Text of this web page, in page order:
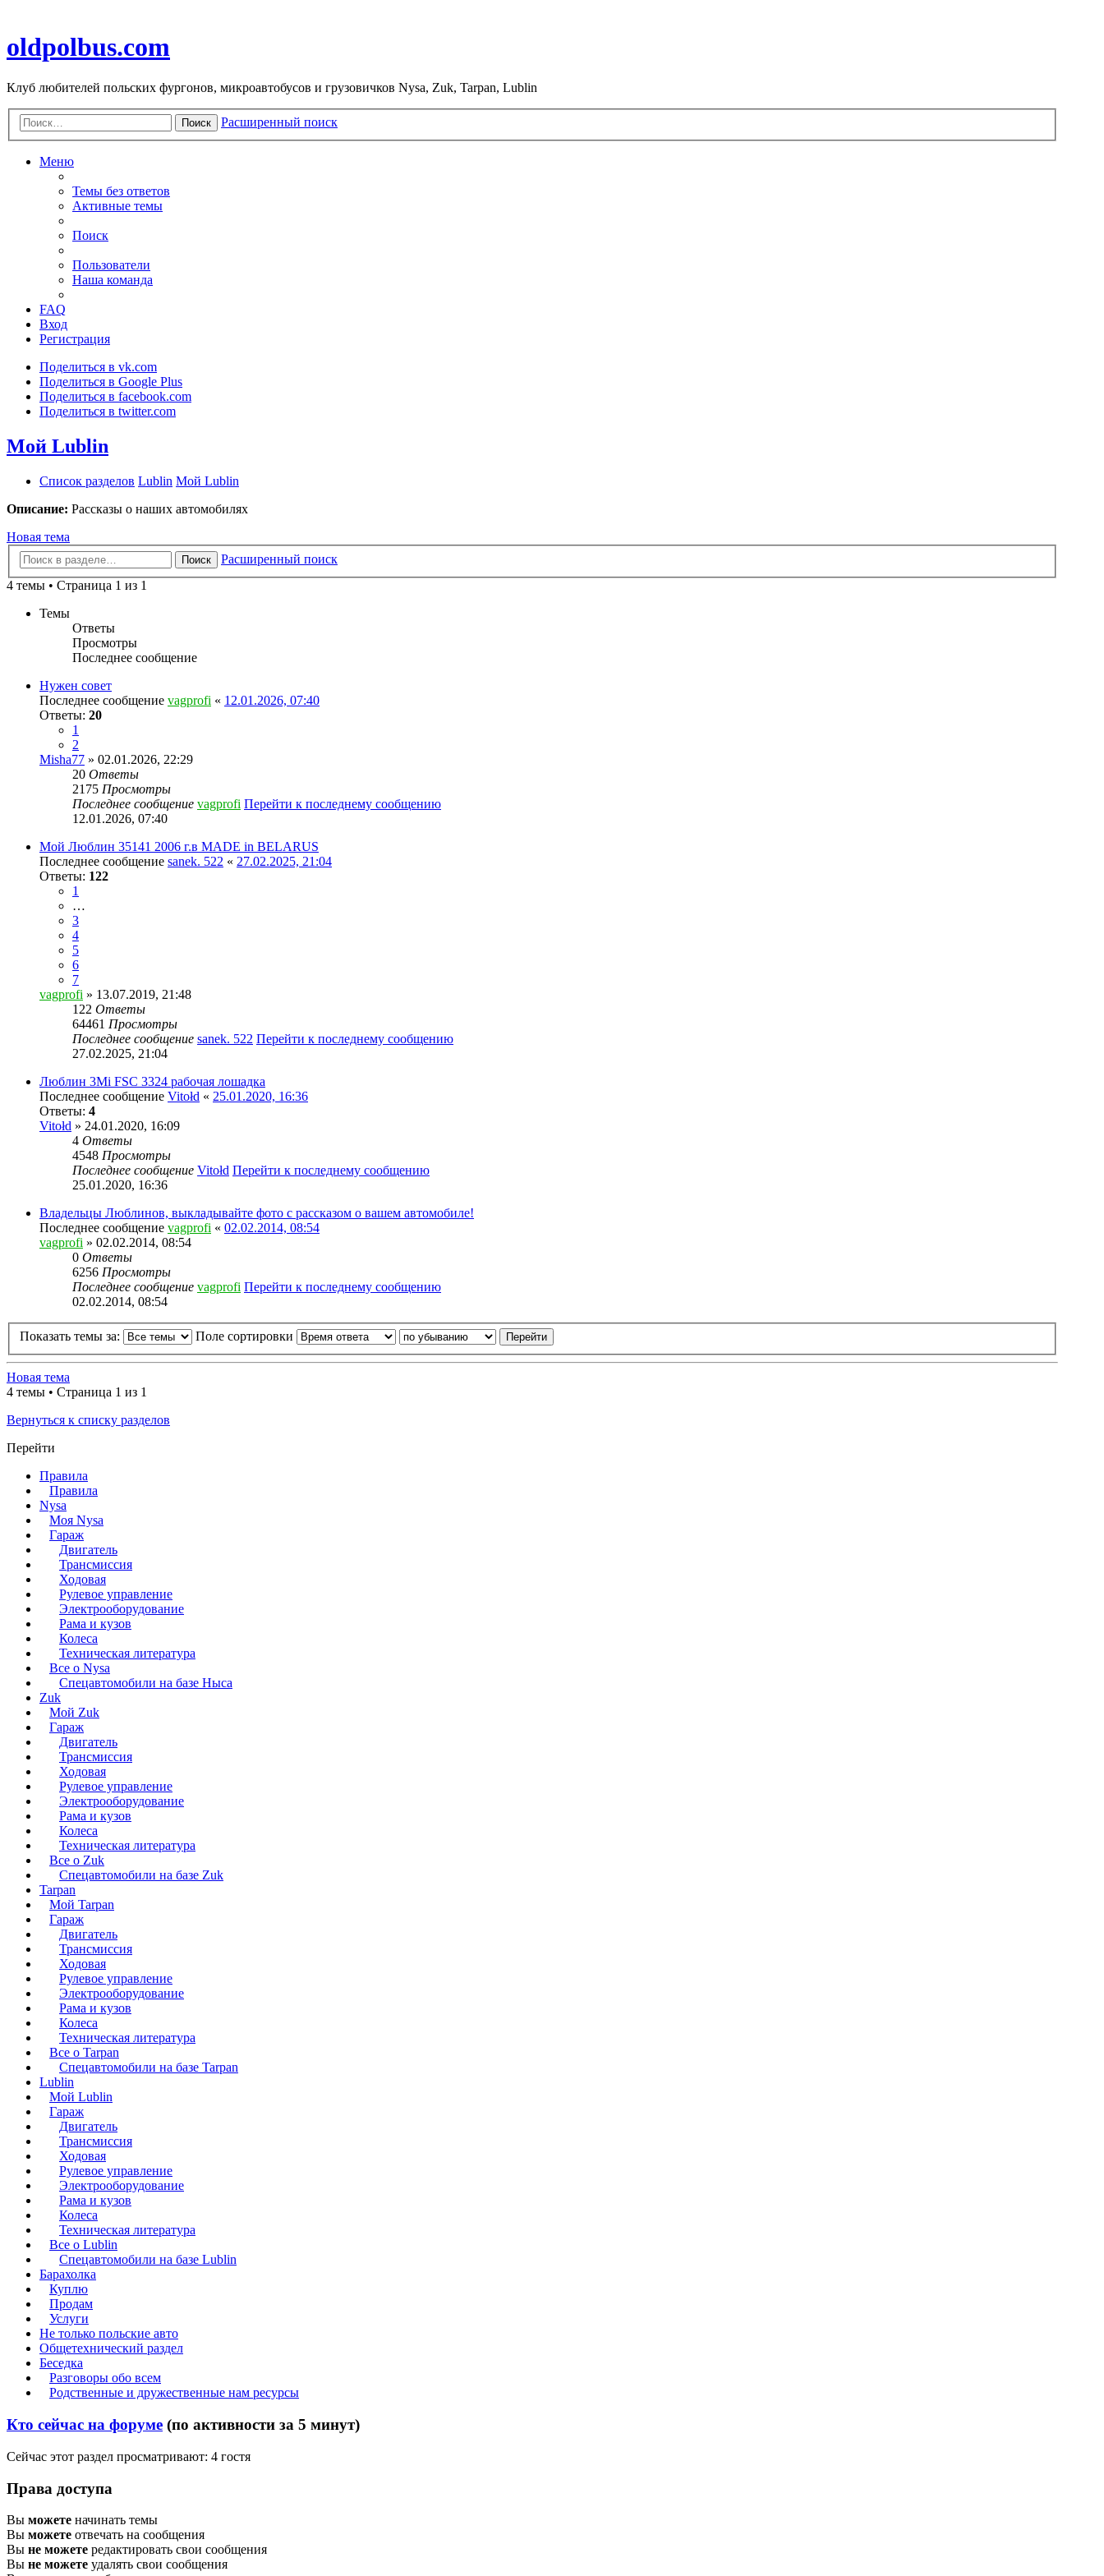
oldpolbus.com
Клуб любителей польских фургонов, микроавтобусов и грузовичков Nysa, Zuk, Tarpan, Lublin
Поиск Расширенный поиск
Меню
Темы без ответов
Активные темы
Поиск
Пользователи
Наша команда
FAQ
Вход
Регистрация
Поделиться в vk.com
Поделиться в Google Plus
Поделиться в facebook.com
Поделиться в twitter.com
Мой Lublin
Список разделов Lublin Мой Lublin
Описание: Рассказы о наших автомобилях
Новая тема
Поиск
Расширенный поиск
4 темы • Страница 1 из 1
Темы
Ответы
Просмотры
Последнее сообщение
Нужен совет
Последнее сообщение vagprofi « 12.01.2026, 07:40
Ответы: 20
1
2
Misha77 » 02.01.2026, 22:29
20 Ответы
2175 Просмотры
Последнее сообщение vagprofi Перейти к последнему сообщению
12.01.2026, 07:40
Мой Люблин 35141 2006 г.в MADE in BELARUS
Последнее сообщение sanek. 522 « 27.02.2025, 21:04
Ответы: 122
1
…
3
4
5
6
7
vagprofi » 13.07.2019, 21:48
122 Ответы
64461 Просмотры
Последнее сообщение sanek. 522 Перейти к последнему сообщению
27.02.2025, 21:04
Люблин 3Mi FSC 3324 рабочая лошадка
Последнее сообщение Vitołd « 25.01.2020, 16:36
Ответы: 4
Vitołd » 24.01.2020, 16:09
4 Ответы
4548 Просмотры
Последнее сообщение Vitołd Перейти к последнему сообщению
25.01.2020, 16:36
Владельцы Люблинов, выкладывайте фото с рассказом о вашем автомобиле!
Последнее сообщение vagprofi « 02.02.2014, 08:54
vagprofi » 02.02.2014, 08:54
0 Ответы
6256 Просмотры
Последнее сообщение vagprofi Перейти к последнему сообщению
02.02.2014, 08:54
Показать темы за: Поле сортировки
Новая тема
4 темы • Страница 1 из 1
Вернуться к списку разделов
Перейти
Правила
Правила
Nysa
Моя Nysa
Гараж
Двигатель
Трансмиссия
Ходовая
Рулевое управление
Электрооборудование
Рама и кузов
Колеса
Техническая литература
Все о Nysa
Спецавтомобили на базе Ныса
Zuk
Мой Zuk
Гараж
Двигатель
Трансмиссия
Ходовая
Рулевое управление
Электрооборудование
Рама и кузов
Колеса
Техническая литература
Все о Zuk
Спецавтомобили на базе Zuk
Tarpan
Мой Tarpan
Гараж
Двигатель
Трансмиссия
Ходовая
Рулевое управление
Электрооборудование
Рама и кузов
Колеса
Техническая литература
Все о Tarpan
Спецавтомобили на базе Tarpan
Lublin
Мой Lublin
Гараж
Двигатель
Трансмиссия
Ходовая
Рулевое управление
Электрооборудование
Рама и кузов
Колеса
Техническая литература
Все о Lublin
Спецавтомобили на базе Lublin
Барахолка
Куплю
Продам
Услуги
Не только польские авто
Общетехнический раздел
Беседка
Разговоры обо всем
Родственные и дружественные нам ресурсы
Кто сейчас на форуме (по активности за 5 минут)
Сейчас этот раздел просматривают: 4 гостя
Права доступа
Вы можете начинать темы
Вы можете отвечать на сообщения
Вы не можете редактировать свои сообщения
Вы не можете удалять свои сообщения